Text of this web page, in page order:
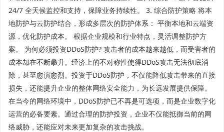
24/7 全天候监控和支持，保障业务持续性。 3. 综合防护策略 将本
地防护与云防护结合，形成多层次的防护体系： 平衡本地和云端资
源，优化防护成本。 根据企业规模和行业特点，灵活调整防护方
案。 为何必须投资DDoS防护? 攻击者的成本越来越低，而受害者的
成本却在不断攀升。经济上的不对称性使得DDoS攻击无法彻底消
除，甚至愈演愈烈。投资于DDoS防护，不仅能降低攻击带来的直接
损失，还能提升企业的整体网络安全能力，为长远发展提供保障。
在当今的网络环境中，DDoS防护已不再是可选项，而是企业数字化
运营的必备要素。通过合理的防护投资，企业不仅能抵御当前的网
络威胁，还能应对未来更加复杂的攻击挑战。